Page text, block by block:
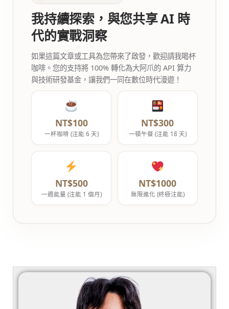
我持續探索，與您共享 AI 時
代的實戰洞察
如果這篇文章或工具為您帶來了啟發，歡迎請我喝杯
咖啡。您的支持將 100% 轉化為大阿爪的 API 算力
與技術研發基金，讓我們一同在數位時代漫遊！
NT$100
一杯咖啡 (注能 6 天)
NT$300
一頓午餐 (注能 18 天)
NT$500
一週能量 (注能 1 個月)
NT$1000
無限進化 (終極注能)